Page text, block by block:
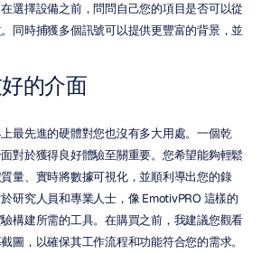
選擇設備之前，問問自己您的項目是否可以從
同時捕獲多個訊號可以提供更豐富的背景，並
的介面
最先進的硬體對您也沒有多大用處。一個乾
對於獲得良好體驗至關重要。您希望能夠輕鬆
量、實時將數據可視化，並順利導出您的錄
研究人員和專業人士，像 EmotivPRO 這樣的
構建所需的工具。在購買之前，我建議您觀看
圖，以確保其工作流程和功能符合您的需求。